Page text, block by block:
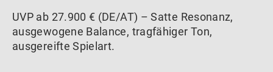
UVP ab 27.900 € (DE/AT) – Satte Resonanz,
ausgewogene Balance, tragfähiger Ton,
ausgereifte Spielart.